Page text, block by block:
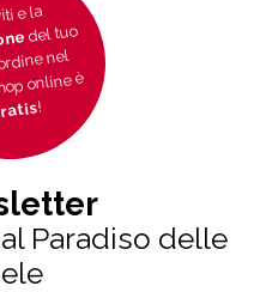
e la
del tuo
nel
online è
!
Paradiso delle